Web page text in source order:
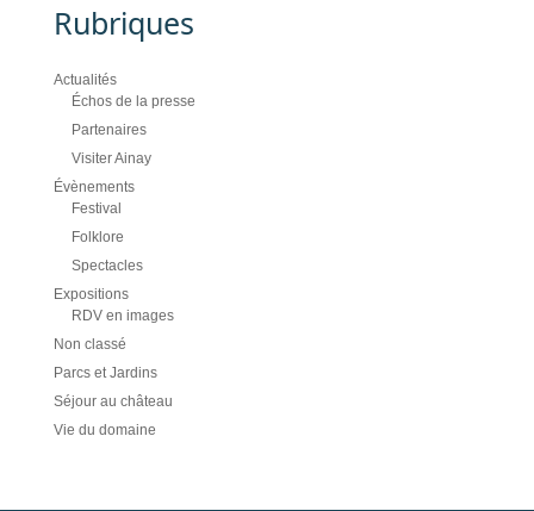
Rubriques
Actualités
Échos de la presse
Partenaires
Visiter Ainay
Évènements
Festival
Folklore
Spectacles
Expositions
RDV en images
Non classé
Parcs et Jardins
Séjour au château
Vie du domaine